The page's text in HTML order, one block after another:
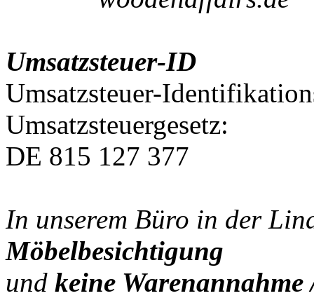
Umsatzsteuer-ID
Umsatzsteuer-
Umsatzsteuergesetz:
DE 815 127 377
In unserem Büro in der
Möbelbesichtigung
und keine